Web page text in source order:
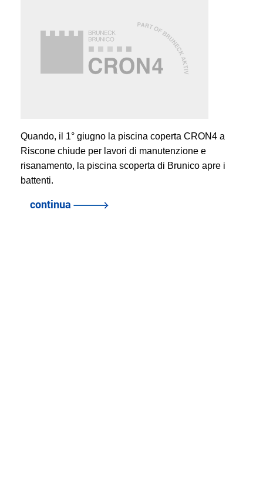
Quando, il 1° giugno la piscina coperta CRON4 a
Riscone chiude per lavori di manutenzione e
risanamento, la piscina scoperta di Brunico apre i
battenti.
continua